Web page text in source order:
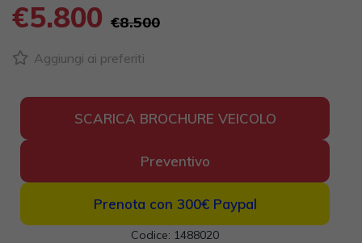
€5.800 €8.500
Aggiungi ai preferiti
SCARICA BROCHURE VEICOLO
Preventivo
Prenota con 300€ Paypal
Codice: 1488020